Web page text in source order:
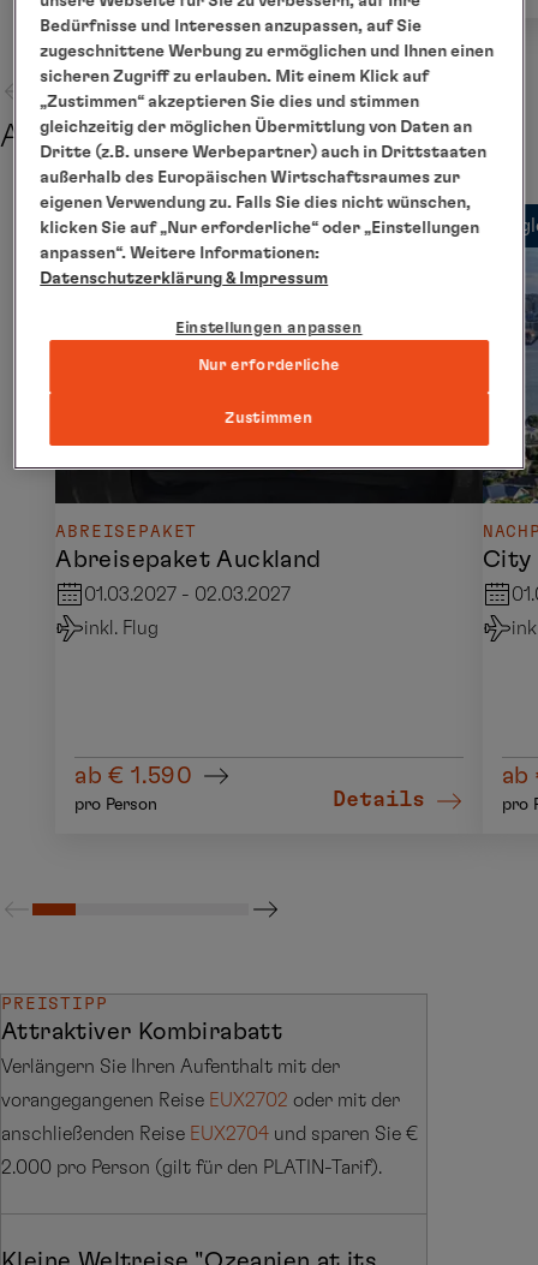
Abreise
ABREISEPAKET
Abreisepaket Auckland
01.03.2027 - 02.03.2027
inkl. Flug
ab € 1.590
pro Person Details
City
ab
pro
PREISTIPP
Attraktiver Kombirabatt
Verlängern Sie Ihren Aufenthalt mit der
vorangegangenen Reise EUX2702 oder mit der
anschließenden Reise EUX2704 und sparen Sie €
2.000 pro Person (gilt für den PLATIN-Tarif).
Bedürfnisse und Interessen anzupassen, auf Sie
zugeschnittene Werbung zu ermöglichen und Ihnen einen
sicheren Zugriff zu erlauben. Mit einem Klick auf
„Zustimmen“ akzeptieren Sie dies und stimmen
gleichzeitig der möglichen Übermittlung von Daten an
Dritte (z.B. unsere Werbepartner) auch in Drittstaaten
außerhalb des Europäischen Wirtschaftsraumes zur
eigenen Verwendung zu. Falls Sie dies nicht wünschen,
klicken Sie auf „Nur erforderliche“ oder „Einstellungen
anpassen“. Weitere Informationen:
Datenschutzerklärung & Impressum
Einstellungen anpassen
Nur erforderliche
Zustimmen